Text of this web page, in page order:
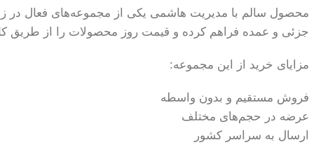
محصول سالم با مدیریت هاشمی یکی از مجموعه‌های فعال در
جزئی و عمده فراهم کرده و قیمت روز محصولات را از طریق
مزایای خرید از این مجموعه:
فروش مستقیم و بدون واسطه
عرضه در حجم‌های مختلف
ارسال به سراسر کشور